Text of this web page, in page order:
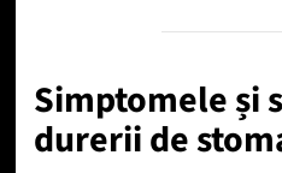
Simptomele și
durerii de